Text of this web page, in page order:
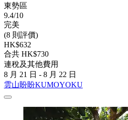
東勢區
9.4/10
完美
(8 則評價)
HK$632
合共 HK$730
連稅及其他費用
8 月 21 日 - 8 月 22 日
雲山盼盼KUMOYOKU